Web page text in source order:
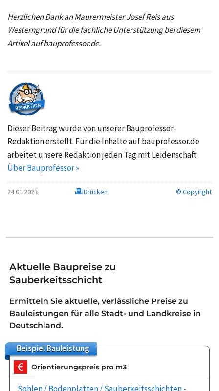
Herzlichen Dank an Maurermeister Josef Reis aus
Westerngrund für die fachliche Unterstützung bei diesem
Artikel auf bauprofessor.de.
Dieser Beitrag wurde von unserer Bauprofessor-
Redaktion erstellt. Für die Inhalte auf bauprofessor.de
arbeitet unsere Redaktion jeden Tag mit Leidenschaft.
Über Bauprofessor »
24.01.2023 Drucken © Copyright
Aktuelle Baupreise zu
Sauberkeitsschicht
Ermitteln Sie aktuelle, verlässliche Preise zu
Bauleistungen für alle Stadt- und Landkreise in
Deutschland.
BeispielBauleistung
Orientierungspreis pro m3
Sohlen / Bodenplatten / Sauberkeitsschichten -